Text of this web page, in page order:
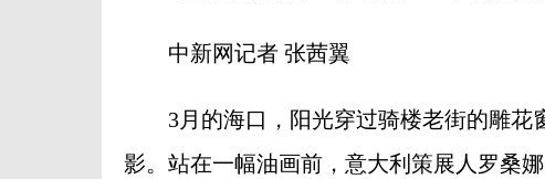
中新网记者 张茜翼
3月的海口，阳光穿过骑楼老街的雕花
影。站在一幅油画前，意大利策展人罗桑娜